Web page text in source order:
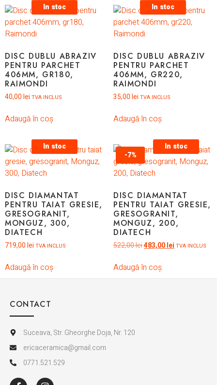
In stoc
DISC DUBLU ABRAZIV
PENTRU PARCHET
406MM, GR180,
RAIMONDI
40,00 lei TVA INCLUS
Adaugă în coș
In stoc
DISC DUBLU ABRAZIV
PENTRU PARCHET
406MM, GR220,
RAIMONDI
35,00 lei TVA INCLUS
Adaugă în coș
In stoc
DISC DIAMANTAT
PENTRU TAIAT GRESIE,
GRESOGRANIT,
MONGUZ, 300,
DIATECH
719,00 lei TVA INCLUS
Adaugă în coș
-7%
In stoc
DISC DIAMANTAT
PENTRU TAIAT GRESIE,
GRESOGRANIT,
MONGUZ, 200,
DIATECH
522,00lei483,00leiTVA INCLUS
Adaugă în coș
CONTACT
Suceava, Str. Gheorghe Doja, Nr. 120
ericaceramica@gmail.com
0771.521.529